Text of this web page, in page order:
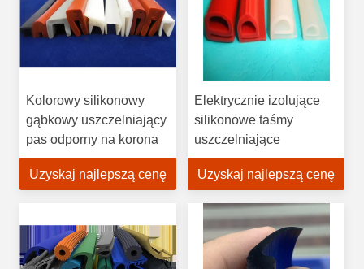
Kolorowy silikonowy
gąbkowy uszczelniający
pas odporny na korona
Uzyskaj najlepszą cenę
Elektrycznie izolujące
silikonowe taśmy
uszczelniające
Uzyskaj najlepszą cenę